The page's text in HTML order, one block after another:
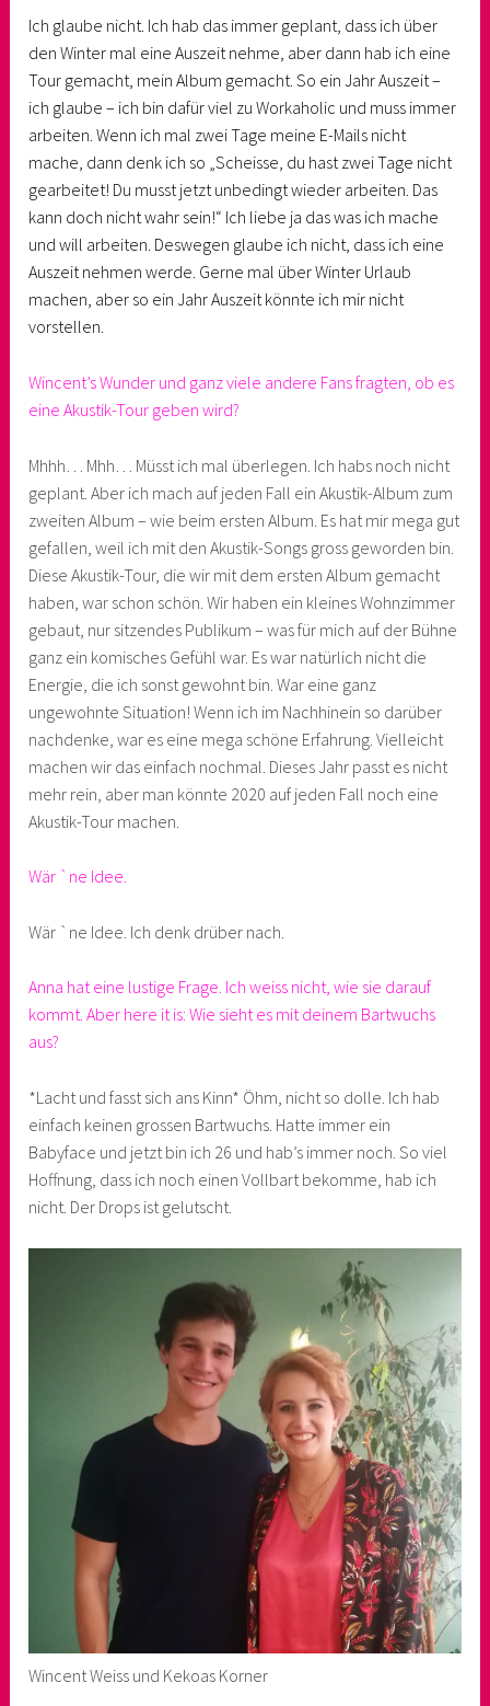
Ich glaube nicht. Ich hab das immer geplant, dass ich über
den Winter mal eine Auszeit nehme, aber dann hab ich eine
Tour gemacht, mein Album gemacht. So ein Jahr Auszeit –
ich glaube – ich bin dafür viel zu Workaholic und muss immer
arbeiten. Wenn ich mal zwei Tage meine E-Mails nicht
mache, dann denk ich so „Scheisse, du hast zwei Tage nicht
gearbeitet! Du musst jetzt unbedingt wieder arbeiten. Das
kann doch nicht wahr sein!“ Ich liebe ja das was ich mache
und will arbeiten. Deswegen glaube ich nicht, dass ich eine
Auszeit nehmen werde. Gerne mal über Winter Urlaub
machen, aber so ein Jahr Auszeit könnte ich mir nicht
vorstellen.
Wincent’s Wunder und ganz viele andere Fans fragten, ob es
eine Akustik-Tour geben wird?
Mhhh… Mhh… Müsst ich mal überlegen. Ich habs noch nicht
geplant. Aber ich mach auf jeden Fall ein Akustik-Album zum
zweiten Album – wie beim ersten Album. Es hat mir mega gut
gefallen, weil ich mit den Akustik-Songs gross geworden bin.
Diese Akustik-Tour, die wir mit dem ersten Album gemacht
haben, war schon schön. Wir haben ein kleines Wohnzimmer
gebaut, nur sitzendes Publikum – was für mich auf der Bühne
ganz ein komisches Gefühl war. Es war natürlich nicht die
Energie, die ich sonst gewohnt bin. War eine ganz
ungewohnte Situation! Wenn ich im Nachhinein so darüber
nachdenke, war es eine mega schöne Erfahrung. Vielleicht
machen wir das einfach nochmal. Dieses Jahr passt es nicht
mehr rein, aber man könnte 2020 auf jeden Fall noch eine
Akustik-Tour machen.
Wär `ne Idee.
Wär `ne Idee. Ich denk drüber nach.
Anna hat eine lustige Frage. Ich weiss nicht, wie sie darauf
kommt. Aber here it is: Wie sieht es mit deinem Bartwuchs
aus?
*Lacht und fasst sich ans Kinn* Öhm, nicht so dolle. Ich hab
einfach keinen grossen Bartwuchs. Hatte immer ein
Babyface und jetzt bin ich 26 und hab’s immer noch. So viel
Hoffnung, dass ich noch einen Vollbart bekomme, hab ich
nicht. Der Drops ist gelutscht.
Wincent Weiss und Kekoas Korner